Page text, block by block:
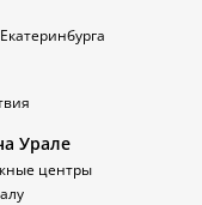
Урале
центры